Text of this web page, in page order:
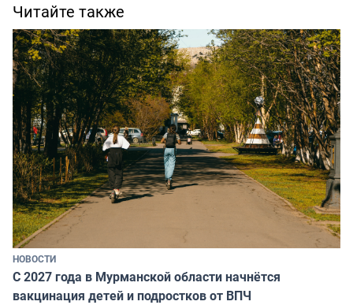
Читайте также
НОВОСТИ
С 2027 года в Мурманской области начнётся
вакцинация детей и подростков от ВПЧ